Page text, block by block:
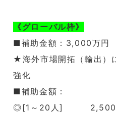
《グローバル枠》
■補助金額：3,000万円
★海外市場開拓（輸出）
強化
■補助金額：
◎[1～20人] 2,500万